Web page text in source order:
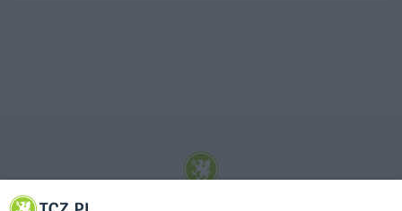
© 2001-2026 Tczew - TCZ.PL Sp. z o.o. Internetowy Serwis Informacyjny Miasta